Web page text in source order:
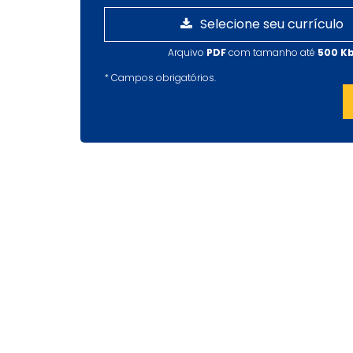
Selecione seu currículo
Arquivo PDFcom tamanho até 500 Kb
*Campos obrigatórios.